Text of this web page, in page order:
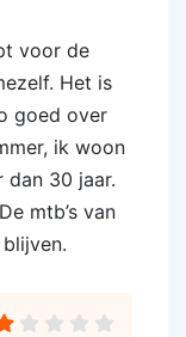
voor de
Het is
goed over
ik woon
dan 30 jaar.
mtb’s van